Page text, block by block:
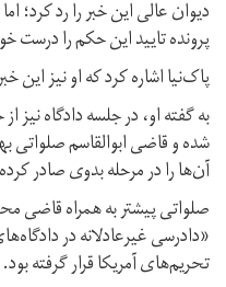
دیوان عالی این خبر را رد کرد؛
پرونده تایید این حکم را درست
پاک‌نیا اشاره کرد که او نیز این
به گفته او،‌ در جلسه دادگاه
شده و قاضی ابوالقاسم صلواتی
آن‌ها را در مرحله بدوی صادر
صلواتی پیشتر به همراه قاضی
«دادرسی غیرعادلانه در
تحریم‌های آمریکا قرار گرفته بود.